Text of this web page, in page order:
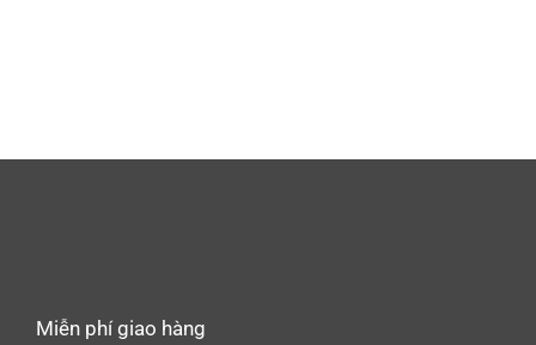
Miễn phí giao hàng